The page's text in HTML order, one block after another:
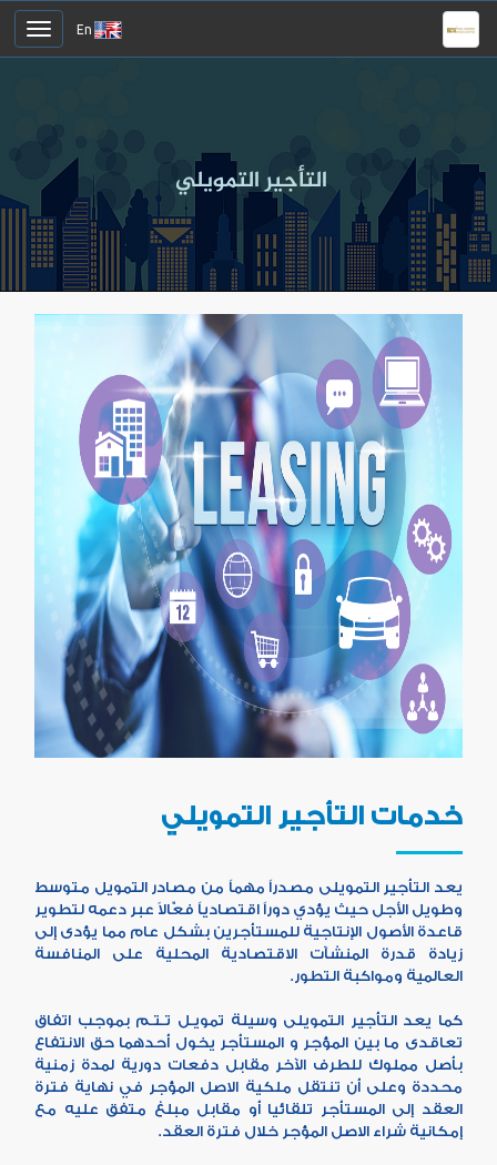
En
التأجير التمويلي
خدمات التأجير التمويلي
يعد التأجير التمويلى مصدراً مهماً من مصادر التمويل متوسط
وطويل الأجل حيث يؤدي دوراً اقتصادياً فعّالاً عبر دعمه لتطوير
قاعدة الأصول الإنتاجية للمستأجرين بشكل عام مما يؤدى إلى
زيادة قدرة المنشآت الاقتصادية المحلية على المنافسة
العالمية ومواكبة التطور.
كما يعد التأجير التمويلى وسيلة تمويـل تـتـم بموجب اتفاق
تعاقدى ما بين المؤجر و المستأجر يخول أحدهما حق الانتفاع
بأصل مملوك للطرف الآخر مقابل دفعات دورية لمدة زمنية
محددة وعلى أن تنتقل ملكية الاصل المؤجر في نهاية فترة
العقد إلى المستأجر تلقائيا أو مقابل مبلغ متفق عليه مع
إمكانية شراء الاصل المؤجر خلال فترة العقد.